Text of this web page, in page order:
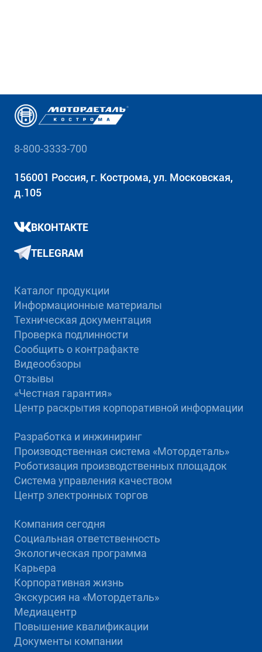
8-800-3333-700
156001 Россия, г. Кострома, ул. Московская,
д.105
ВКОНТАКТЕ
TELEGRAM
Каталог продукции
Информационные материалы
Техническая документация
Проверка подлинности
Сообщить о контрафакте
Видеообзоры
Отзывы
«Честная гарантия»
Центр раскрытия корпоративной информации
Разработка и инжиниринг
Производственная система «Mотордеталь»
Роботизация производственных площадок
Система управления качеством
Центр электронных торгов
Компания сегодня
Социальная ответственность
Экологическая программа
Карьера
Корпоративная жизнь
Экскурсия на «Мотордеталь»
Медиацентр
Повышение квалификации
Документы компании